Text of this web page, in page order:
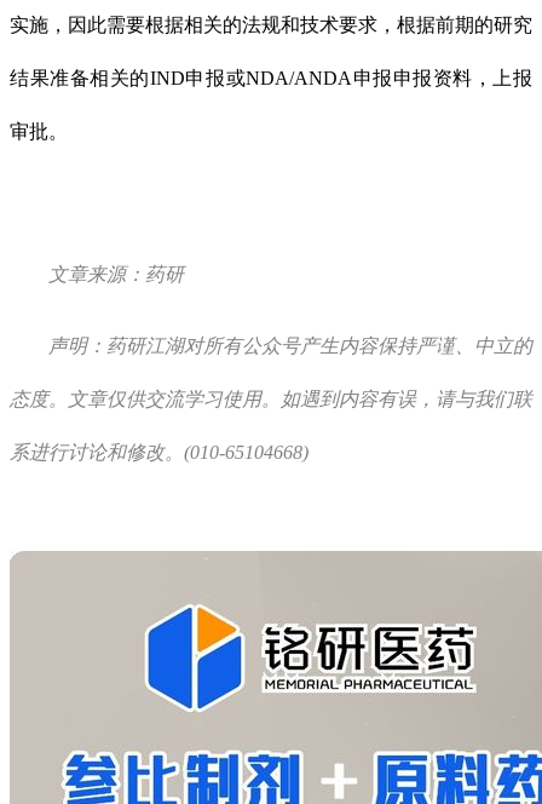
实施，因此需要根据相关的法规和技术要求，根据前期的研究
结果准备相关的IND申报或NDA/ANDA申报申报资料，上报
审批。
文章来源：药研
声明：药研江湖对所有公众号产生内容保持严谨、中立的
态度。文章仅供交流学习使用。如遇到内容有误，请与我们联
系进行讨论和修改。(010-65104668)